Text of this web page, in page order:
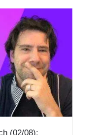
(02/08):